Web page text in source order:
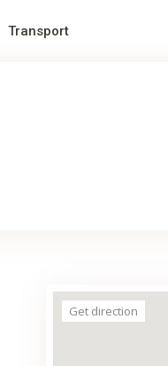
Transport
Get direction